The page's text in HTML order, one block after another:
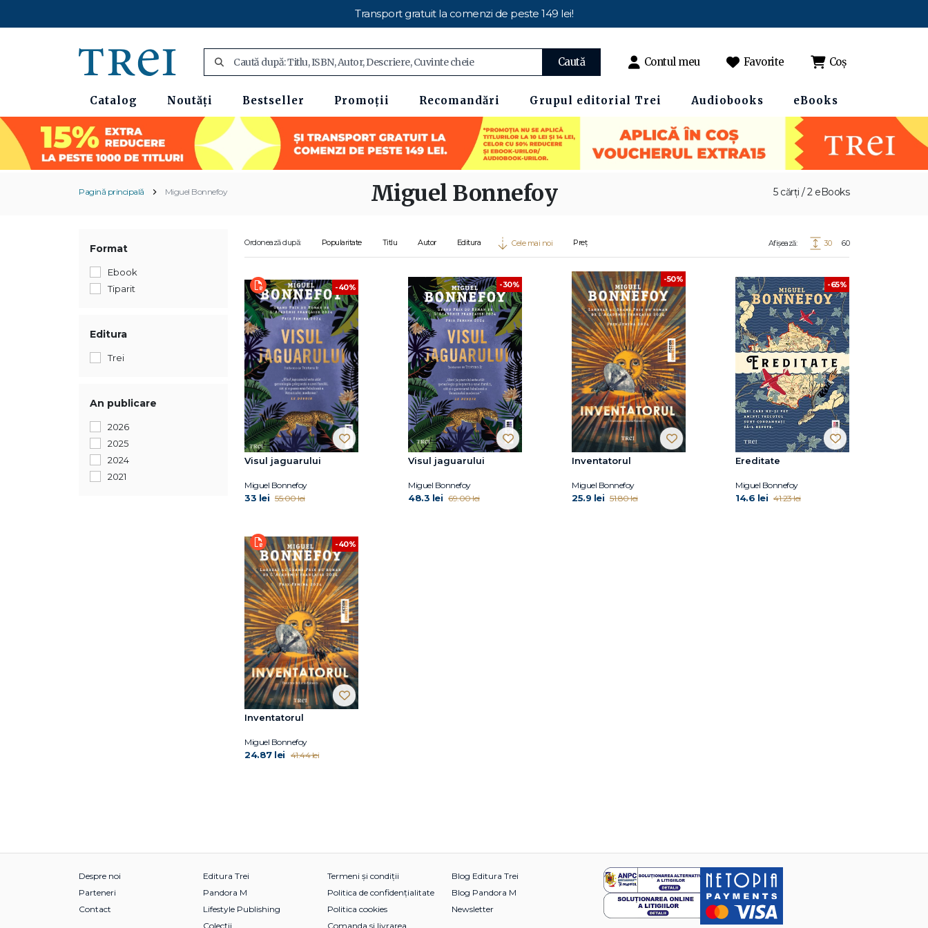
Transport gratuit la comenzi de peste 149 lei!
Caută Contul meu Favorite Coș
Catalog Noutăți Bestseller Promoții Recomandări Grupul editorial Trei Audiobooks eBooks
Pagină principală Miguel Bonnefoy 5 cărți / 2 eBooks
Miguel Bonnefoy
Format
Ebook
Tiparit
Editura
Trei
An publicare
2026
2025
2024
2021
Ordonează după: Popularitate Titlu Autor Editura Cele mai noi Preț Afișează: 30 60
-40%
Visul jaguarului
Miguel Bonnefoy
33 lei 55.00 lei
-30%
Visul jaguarului
Miguel Bonnefoy
48.3 lei 69.00 lei
-50%
Inventatorul
Miguel Bonnefoy
25.9 lei 51.80 lei
-65%
Ereditate
Miguel Bonnefoy
14.6 lei 41.23 lei
-40%
Inventatorul
Miguel Bonnefoy
24.87 lei 41.44 lei
Despre noi
Parteneri
Contact
Editura Trei
Pandora M
Lifestyle Publishing
Colecții
Termeni și condiții
Politica de confidențialitate
Politica cookies
Comanda si livrarea
Blog Editura Trei
Blog Pandora M
Newsletter